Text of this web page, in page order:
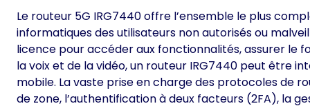
Le routeur 5G IRG7440 offre l’ensemble le plus
informatiques des utilisateurs non autorisés ou
licence pour accéder aux fonctionnalités, assurer le
la voix et de la vidéo, un routeur IRG7440 peut être
mobile. La vaste prise en charge des protocoles de
de zone, l’authentification à deux facteurs (2FA), la